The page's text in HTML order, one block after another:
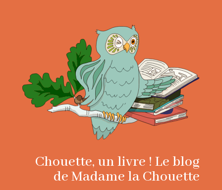
Chouette, un livre ! Le blog
de Madame la Chouette